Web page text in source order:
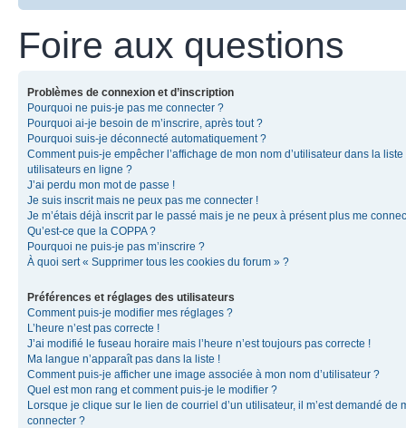
Foire aux questions
Problèmes de connexion et d’inscription
Pourquoi ne puis-je pas me connecter ?
Pourquoi ai-je besoin de m’inscrire, après tout ?
Pourquoi suis-je déconnecté automatiquement ?
Comment puis-je empêcher l’affichage de mon nom d’utilisateur dans la liste
utilisateurs en ligne ?
J’ai perdu mon mot de passe !
Je suis inscrit mais ne peux pas me connecter !
Je m’étais déjà inscrit par le passé mais je ne peux à présent plus me
Qu’est-ce que la COPPA ?
Pourquoi ne puis-je pas m’inscrire ?
À quoi sert « Supprimer tous les cookies du forum » ?
Préférences et réglages des utilisateurs
Comment puis-je modifier mes réglages ?
L’heure n’est pas correcte !
J’ai modifié le fuseau horaire mais l’heure n’est toujours pas correcte !
Ma langue n’apparaît pas dans la liste !
Comment puis-je afficher une image associée à mon nom d’utilisateur ?
Quel est mon rang et comment puis-je le modifier ?
Lorsque je clique sur le lien de courriel d’un utilisateur, il m’est demandé de
connecter ?